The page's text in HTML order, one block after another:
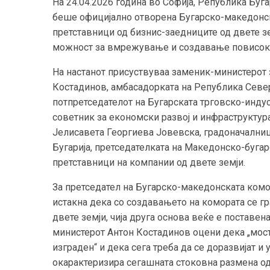
беше официјално отворена Бугарско-
претставници од бизнис-заедниците од
можност за вмрежување и создавање
На настанот присуствуваа заменик-министерот
Костадинов, амбасадорката на Република
потпретседателот на Бугарската трговско-
советник за економски развој и
Јелисавета Георгиева Јовевска,
Бугарија, претседателката на Македонско-
претставници на компании од двете земји.
За претседател на Бугарско-македонската
истакна дека со создавањето на комората се
двете земји, чија друга основа веќе е
министерот Антон Костадинов оцени дека
изграден“ и дека сега треба да се доразвијат
окарактеризира сегашната стоковна размена